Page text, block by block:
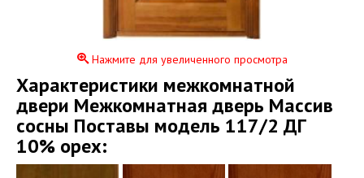
Нажмите для увеличенного просмотра
Xарактеристики межкомнатной
двери Межкомнатная дверь Массив
сосны Поставы модель 117/2 ДГ
10% орех: